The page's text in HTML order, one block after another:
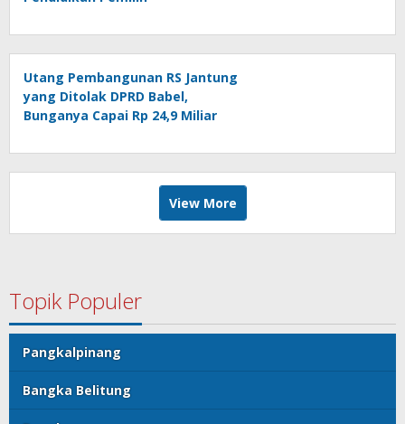
Utang Pembangunan RS Jantung
yang Ditolak DPRD Babel,
Bunganya Capai Rp 24,9 Miliar
View More
Topik Populer
Pangkalpinang
Bangka Belitung